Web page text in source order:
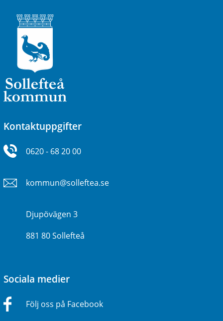
Kontaktuppgifter
0620 - 68 20 00
kommun@solleftea.se
Djupövägen 3
881 80 Sollefteå
Sociala medier
Följ oss på Facebook